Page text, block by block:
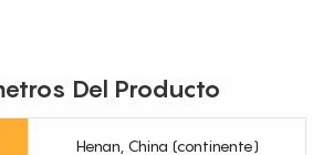
Del Producto
Henan, China (continente)